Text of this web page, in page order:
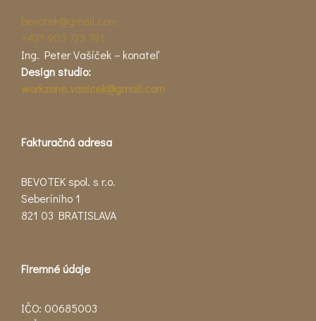
bevotek@gmail.com
+421 903 723 791
Ing. Peter Vašíček – konateľ
Design studio:
workzone.vasicek@gmail.com
Fakturačná adresa
BEVOTEK spol. s r.o.
Seberíniho 1
821 03 BRATISLAVA
Firemné údaje
IČO: 00685003